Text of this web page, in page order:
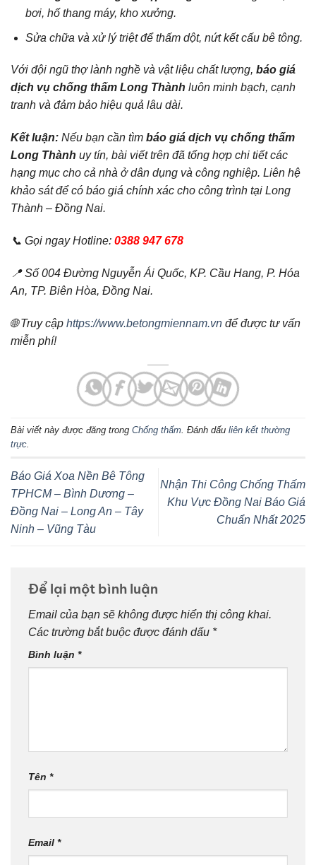
bơi, hố thang máy, kho xưởng.
Sửa chữa và xử lý triệt để thấm dột, nứt kết cấu bê tông.
Với đội ngũ thợ lành nghề và vật liệu chất lượng, báo giá
dịch vụ chống thấm Long Thành luôn minh bạch, cạnh
tranh và đảm bảo hiệu quả lâu dài.
Kết luận: Nếu bạn cần tìm báo giá dịch vụ chống thấm
Long Thành uy tín, bài viết trên đã tổng hợp chi tiết các
hạng mục cho cả nhà ở dân dụng và công nghiệp. Liên hệ
khảo sát để có báo giá chính xác cho công trình tại Long
Thành – Đồng Nai.
📞 Gọi ngay Hotline: 0388 947 678
📍 Số 004 Đường Nguyễn Ái Quốc, KP. Cầu Hang, P. Hóa
An, TP. Biên Hòa, Đồng Nai.
🌐 Truy cập https://www.betongmiennam.vn để được tư vấn
miễn phí!
Bài viết này được đăng trong Chống thấm . Đánh dấu liên kết thường
trực
Báo Giá Xoa Nền Bê Tông
TPHCM – Bình Dương –
Đồng Nai – Long An – Tây
Ninh – Vũng Tàu
Nhận Thi Công Chống Thấm
Khu Vực Đồng Nai Báo Giá
Chuẩn Nhất 2025
Để lại một bình luận
Email của bạn sẽ không được hiển thị công khai.
Các trường bắt buộc được đánh dấu *
Bình luận *
Tên *
Email *